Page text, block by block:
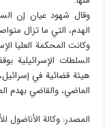
وقال شهود عيان إن
الهدم، التي ما تزال
وكانت المحكمة العليا
السلطات الإسرائيلية
هيئة قضائية في
الماضي، والقاضي بهدم
المصدر: وكالة الأناضول